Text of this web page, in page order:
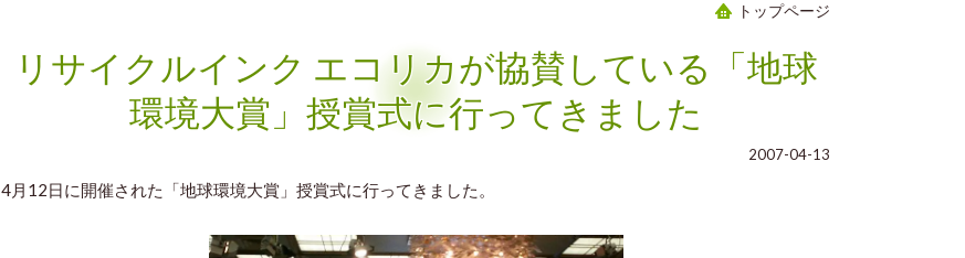
トップページ
リサイクルインク エコリカが協賛している「地球
環境大賞」授賞式に行ってきました
2007-04-13
4月12日に開催された「地球環境大賞」授賞式に行ってきました。